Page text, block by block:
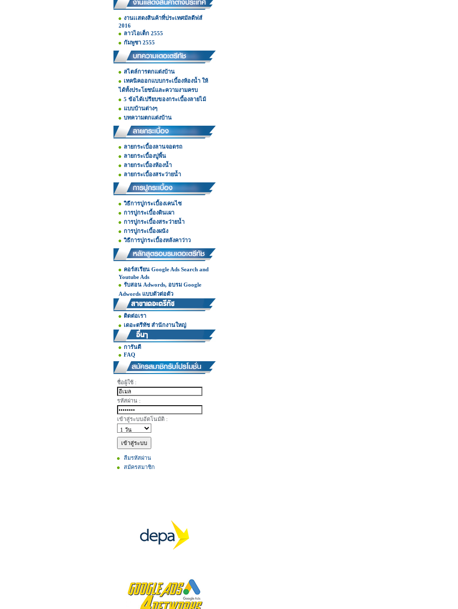
งานเเสดงสินค้าที่ประเทศมัลดีฟส์
2016
ลาวไอเต็ก 2555
กัมพูชา 2555
สไตล์การตกแต่งบ้าน
เทคนิคออกแบบกระเบื้องห้องน้ำ ให้
ได้ทั้งประโยชน์และความงามครบ
5 ข้อได้เปรียบของกระเบื้องลายไม้
แบบบ้านต่างๆ
บทความตกแต่งบ้าน
ลายกระเบื้องลานจอดรถ
ลายกระเบื้องปูพื้น
ลายกระเบื้องห้องน้ำ
ลายกระเบื้องสระว่ายน้ำ
วิธีการปูกระเบื้องเคนไซ
การปูกระเบื้องดินเผา
การปูกระเบื้องสระว่ายน้ำ
การปูกระเบื้องผนัง
วิธีการปูกระเบื้องหลังคาว่าว
คอร์สเรียน Google Ads Search and
Youtube Ads
รับสอน Adwords, อบรม Google
Adwords แบบตัวต่อตัว
ติดต่อเรา
เดอะตรีทัช สำนักงานใหญ่
การันตี
FAQ
ชื่อผู้ใช้ :
รหัสผ่าน :
เข้าสู่ระบบอัตโนมัติ :
ลืมรหัสผ่าน
สมัครสมาชิก